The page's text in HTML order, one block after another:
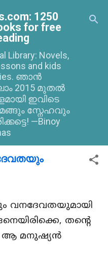
content1250
for free
Library: Novels,
and kids
ഞാൻ
2015 മുതൽ
ഇവിടെ
സ്നേഹവും
—Binoy
വനദേവതയുമായി
തന്റെ
ആ മനുഷ്യൻ